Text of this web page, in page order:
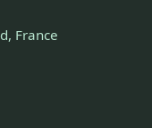
France